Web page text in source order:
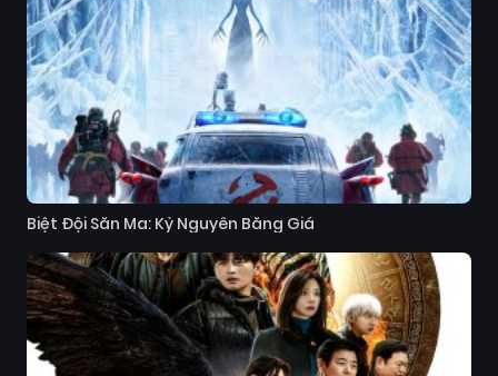
Biệt Đội Săn Ma: Kỷ Nguyên Băng Giá